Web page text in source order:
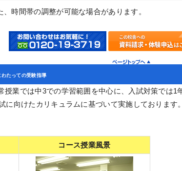
時間帯の調整が可能な場合があります。
たっての受験指導
業では中3での学習範囲を中心に、入試対策では
に向けたカリキュラムに基づいて実施しておりま
コース授業風景